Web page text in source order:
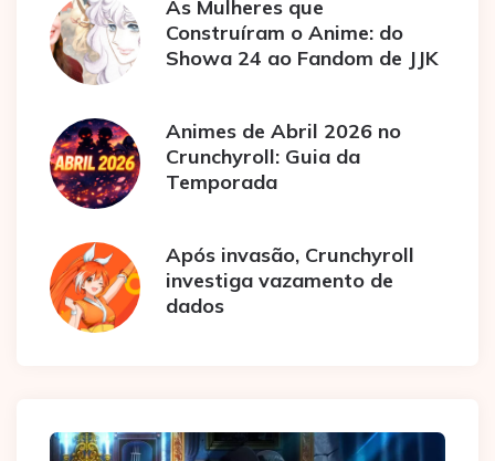
As Mulheres que
Construíram o Anime: do
Showa 24 ao Fandom de JJK
Animes de Abril 2026 no
Crunchyroll: Guia da
Temporada
Após invasão, Crunchyroll
investiga vazamento de
dados